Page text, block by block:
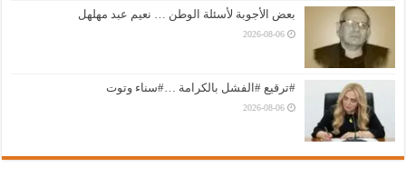
بعض الأجوبة لأسئلة الوطن … نعيم عبد مهلهل
2026-08-06
#ترقيع #الفشل بالكرامة …#سناء وتوت
2026-08-06